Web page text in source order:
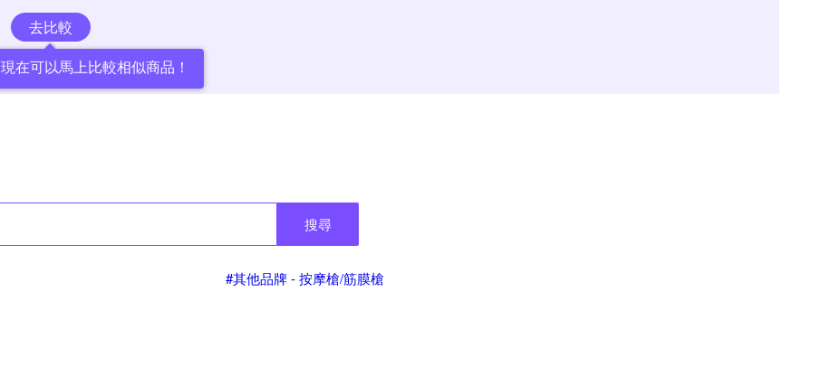
去比較
現在可以馬上比較相似商品！
搜尋
#其他品牌 - 按摩槍/筋膜槍